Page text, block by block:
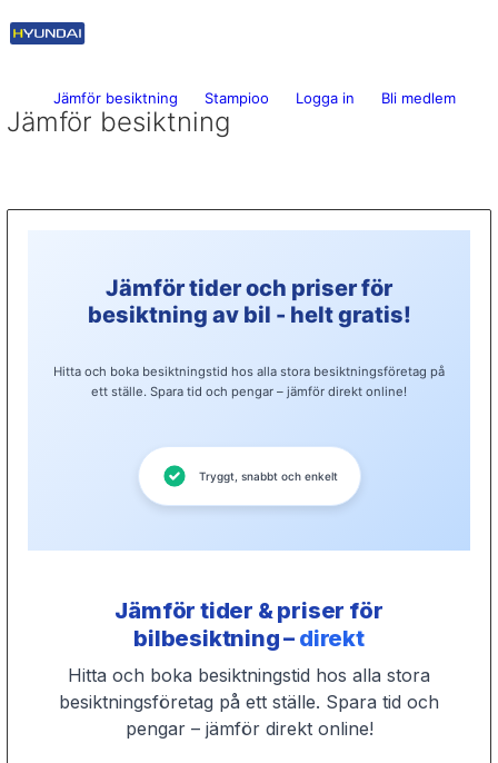
Jämför besiktning Stampioo Logga in Bli medlem
Jämför besiktning
Jämför tider och priser för
besiktning av bil - helt gratis!
Hitta och boka besiktningstid hos alla stora besiktningsföretag på
ett ställe. Spara tid och pengar – jämför direkt online!
Tryggt, snabbt och enkelt